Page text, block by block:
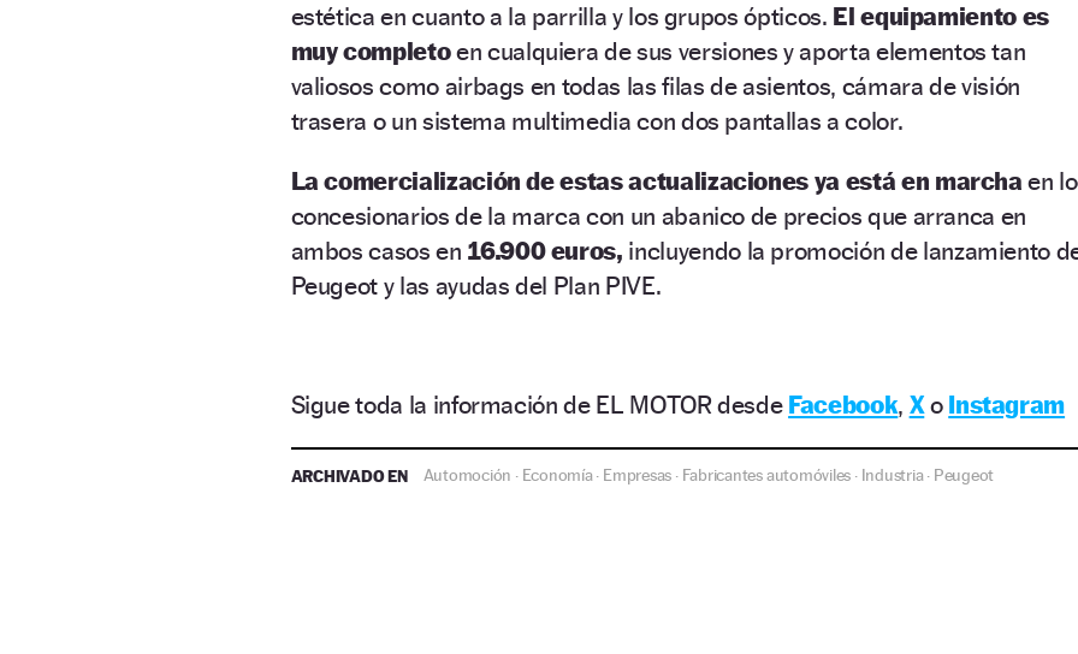
estética en cuanto a la parrilla y los grupos ópticos. El equipamiento es
muy completoen cualquiera de sus versiones y aporta elementos tan
valiosos como airbags en todas las filas de asientos, cámara de visión
trasera o un sistema multimedia con dos pantallas a color.
La comercialización de estas actualizaciones ya está en marcha en
concesionarios de la marca con un abanico de precios que arranca en
ambos casos en 16.900 euros, incluyendo la promoción de lanzamiento
Peugeot y las ayudas del Plan PIVE.
Sigue toda la información de EL MOTOR desde Facebook, Xo Instagram
ARCHIVADO EN Automoción · Economía· Empresas · Fabricantes automóviles · Industria· Peugeot